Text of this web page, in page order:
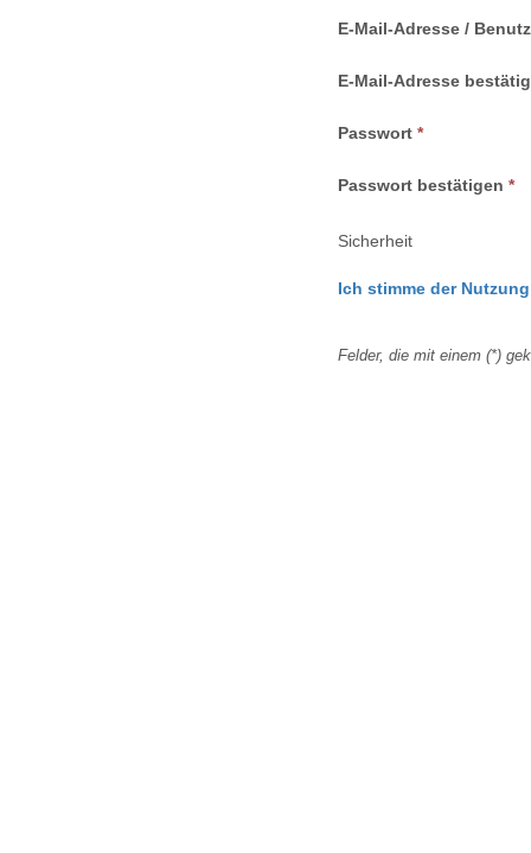
E-Mail-Adresse /
E-Mail-Adresse
Passwort
Passwort bestätigen
Sicherheit
Ich stimme der
Felder, die mit einem (*)